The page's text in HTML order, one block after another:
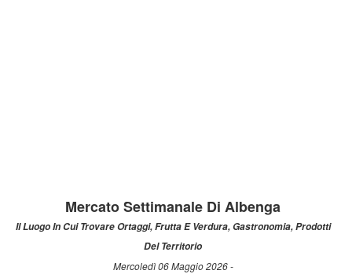
Mercato Settimanale Di Albenga
Il Luogo In Cui Trovare Ortaggi, Frutta E Verdura, Gastronomia, Prodotti
Del Territorio
Mercoledì 06 Maggio 2026 -